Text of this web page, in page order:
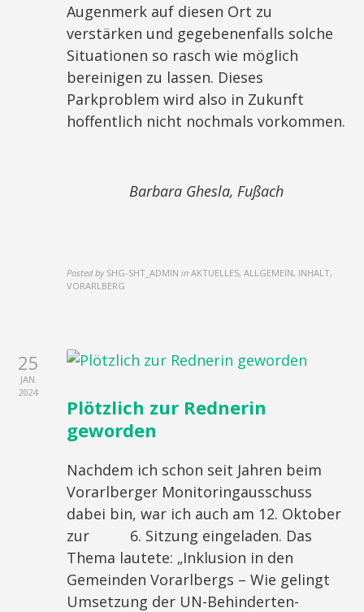
Augenmerk auf diesen Ort zu
verstärken und gegebenenfalls solche
Situationen so rasch wie möglich
bereinigen zu lassen. Dieses
Parkproblem wird also in Zukunft
hoffentlich nicht nochmals vorkommen.
Barbara Ghesla, Fußach
Posted by SHG-SHT_ADMIN in AKTUELLES, ALLGEMEIN, INHALT,
VORARLBERG
25
JAN.
2024
Plötzlich zur Rednerin
geworden
Nachdem ich schon seit Jahren beim
Vorarlberger Monitoringausschuss
dabei bin, war ich auch am 12. Oktober
zur 6. Sitzung eingeladen. Das
Thema lautete: „Inklusion in den
Gemeinden Vorarlbergs – Wie gelingt
Umsetzung der UN-Behinderten-